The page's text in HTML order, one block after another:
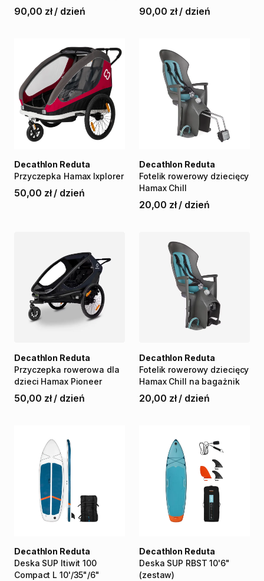
90,00 zł / dzień 90,00 zł / dzień
Przyczepka Hamax Ixplorer
Decathlon Reduta
50,00 zł / dzień
Fotelik rowerowy dziecięcy
Hamax Chill
Decathlon Reduta
20,00 zł / dzień
Przyczepka rowerowa dla
dzieci Hamax Pioneer
Decathlon Reduta
50,00 zł / dzień
Fotelik rowerowy dziecięcy
Hamax Chill na bagażnik
Decathlon Reduta
20,00 zł / dzień
Deska SUP Itiwit 100
Compact L 10'​/​35"​/​6"
Decathlon Reduta
Deska SUP RBST 10'6"
(zestaw)
Decathlon Reduta